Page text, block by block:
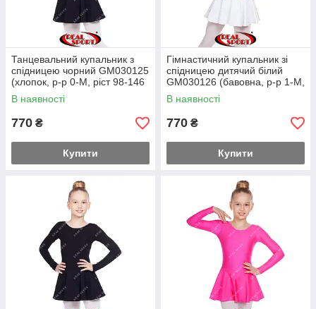
Танцевальний купальник з
спідницею чорний GM030125
(хлопок, р-р 0-M, ріст 98-146
см)
В наявності
770 ₴
Купити
Гімнастичний купальник зі
спідницею дитячий білий
GM030126 (бавовна, р-р 1-M,
зріст 98-134 см)
В наявності
770 ₴
Купити